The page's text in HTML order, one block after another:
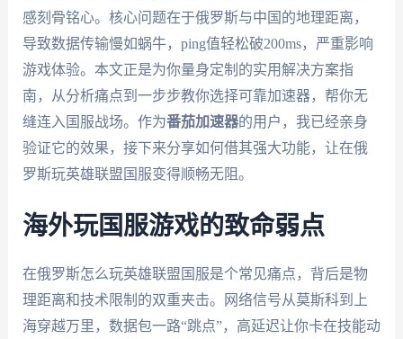
感刻骨铭心。核心问题在于俄罗斯与中国的地理距离，
导致数据传输慢如蜗牛，ping值轻松破200ms，严重影响
游戏体验。本文正是为你量身定制的实用解决方案指
南，从分析痛点到一步步教你选择可靠加速器，帮你无
缝连入国服战场。作为番茄加速器的用户，我已经亲身
验证它的效果，接下来分享如何借其强大功能，让在俄
罗斯玩英雄联盟国服变得顺畅无阻。
海外玩国服游戏的致命弱点
在俄罗斯怎么玩英雄联盟国服是个常见痛点，背后是物
理距离和技术限制的双重夹击。网络信号从莫斯科到上
海穿越万里，数据包一路“跳点”，高延迟让你卡在技能动